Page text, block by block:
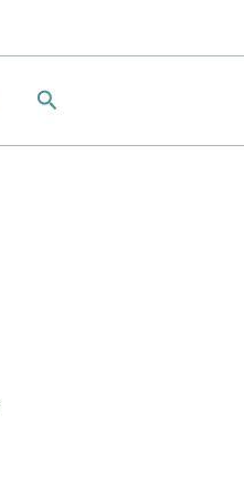
Buscar